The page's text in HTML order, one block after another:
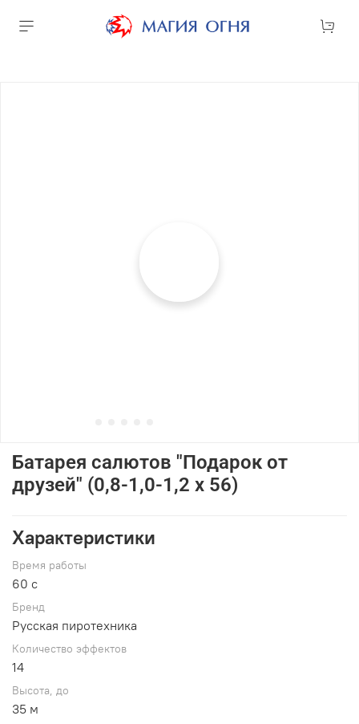
Батарея салютов "Подарок от
друзей" (0,8-1,0-1,2 х 56)
Характеристики
Время работы
60 c
Брeнд
Русская пиротехника
Количество эффектов
14
Высота, до
35 м